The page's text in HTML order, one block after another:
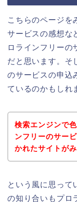
こちらのページを
サービスの感想な
ロラインフリーの
だと思います。そ
のサービスの申込
ているのかもしれ
検索エンジンで
ンフリーのサー
かれたサイトが
という風に思って
の知り合いもプロ